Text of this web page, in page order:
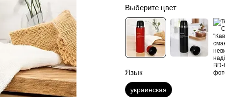
Выберите цвет
Язык
украинская